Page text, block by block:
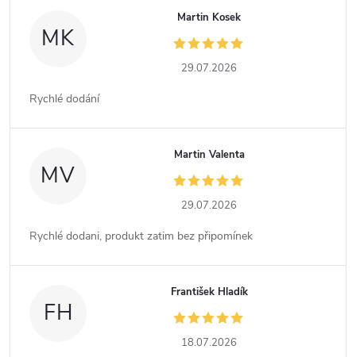
MK
Martin Kosek
29.07.2026
Rychlé dodání
MV
Martin Valenta
29.07.2026
Rychlé dodani, produkt zatim bez připomínek
FH
František Hladík
18.07.2026